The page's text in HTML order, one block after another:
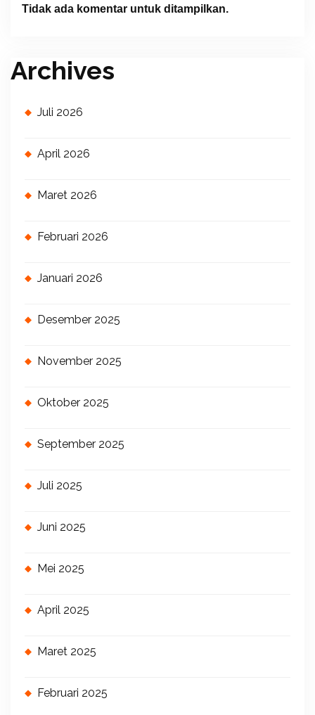
Tidak ada komentar untuk ditampilkan.
Archives
Juli 2026
April 2026
Maret 2026
Februari 2026
Januari 2026
Desember 2025
November 2025
Oktober 2025
September 2025
Juli 2025
Juni 2025
Mei 2025
April 2025
Maret 2025
Februari 2025